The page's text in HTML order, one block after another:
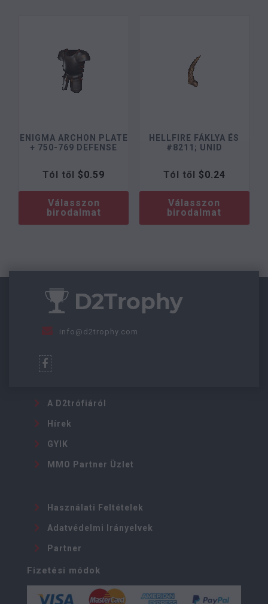
ENIGMA ARCHON PLATE
+ 750-769 DEFENSE
Tól től $0.59
Válasszon
birodalmat
HELLFIRE FÁKLYA ÉS
#8211; UNID
Tól től $0.24
Válasszon
birodalmat
info@d2trophy.com
A D2trófiáról
Hírek
GYIK
MMO Partner Üzlet
Használati Feltételek
Adatvédelmi Irányelvek
Partner
Fizetési módok